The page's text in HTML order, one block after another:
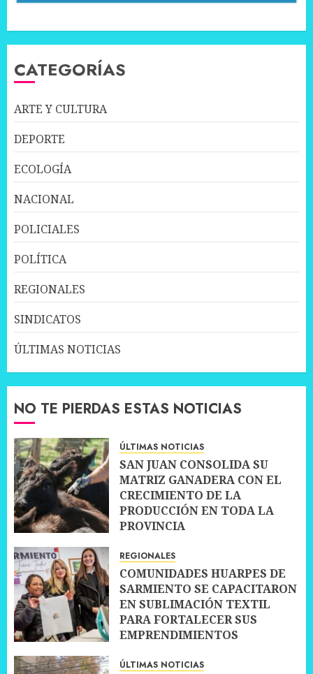
CATEGORÍAS
ARTE Y CULTURA
DEPORTE
ECOLOGÍA
NACIONAL
POLICIALES
POLÍTICA
REGIONALES
SINDICATOS
ÚLTIMAS NOTICIAS
NO TE PIERDAS ESTAS NOTICIAS
ÚLTIMAS NOTICIAS
SAN JUAN CONSOLIDA SU
MATRIZ GANADERA CON EL
CRECIMIENTO DE LA
PRODUCCIÓN EN TODA LA
PROVINCIA
REGIONALES
COMUNIDADES HUARPES DE
SARMIENTO SE CAPACITARON
EN SUBLIMACIÓN TEXTIL
PARA FORTALECER SUS
EMPRENDIMIENTOS
ÚLTIMAS NOTICIAS